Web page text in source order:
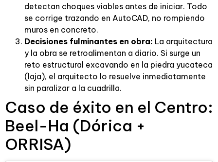
detectan choques viables antes de iniciar. Todo
se corrige trazando en AutoCAD, no rompiendo
muros en concreto.
Decisiones fulminantes en obra: La arquitectura
y la obra se retroalimentan a diario. Si surge un
reto estructural excavando en la piedra yucateca
(laja), el arquitecto lo resuelve inmediatamente
sin paralizar a la cuadrilla.
Caso de éxito en el Centro:
Beel-Ha (Dórica +
ORRISA)